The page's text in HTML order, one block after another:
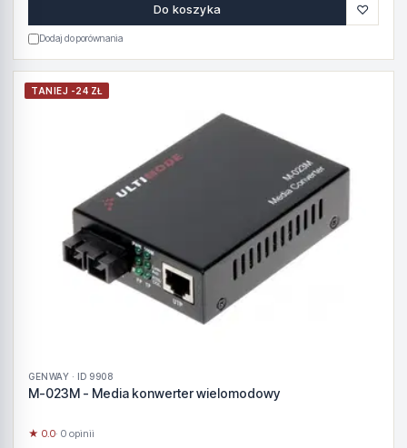
Do koszyka ♡
Dodaj do porównania
TANIEJ -24 ZŁ
GENWAY · ID 9908
M-023M - Media konwerter wielomodowy
★ 0.0· 0 opinii